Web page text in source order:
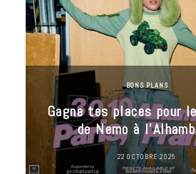
BONS PLANS
Gagne tes places pour
de Nemo à
22 OCTOBRE 2025